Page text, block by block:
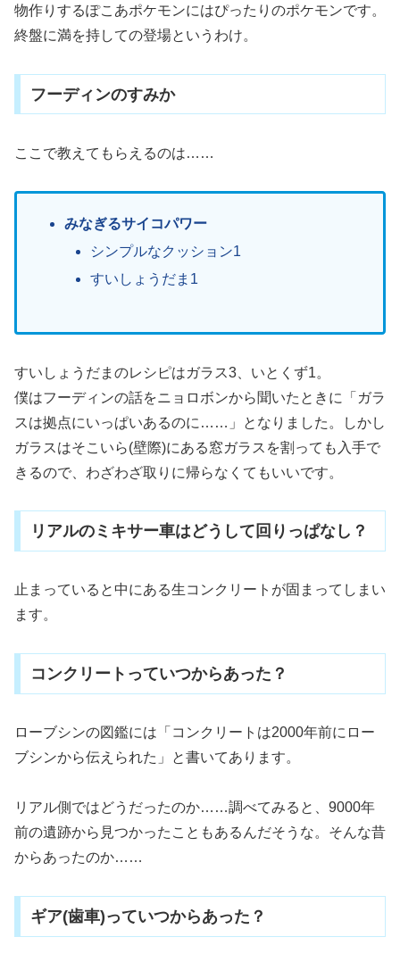
物作りするぽこあポケモンにはぴったりのポケモンです。
終盤に満を持しての登場というわけ。
フーディンのすみか
ここで教えてもらえるのは……
みなぎるサイコパワー
シンプルなクッション1
すいしょうだま1
すいしょうだまのレシピはガラス3、いとくず1。
僕はフーディンの話をニョロボンから聞いたときに「ガラ
スは拠点にいっぱいあるのに……」となりました。しかし
ガラスはそこいら(壁際)にある窓ガラスを割っても入手で
きるので、わざわざ取りに帰らなくてもいいです。
リアルのミキサー車はどうして回りっぱなし？
止まっていると中にある生コンクリートが固まってしまい
ます。
コンクリートっていつからあった？
ローブシンの図鑑には「コンクリートは2000年前にロー
ブシンから伝えられた」と書いてあります。
リアル側ではどうだったのか……調べてみると、9000年
前の遺跡から見つかったこともあるんだそうな。そんな昔
からあったのか……
ギア(歯車)っていつからあった？